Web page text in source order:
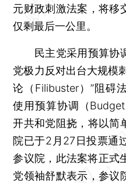
元财政刺激法案，将移
仅剩最后一公里。
民主党采用预算协
党极力反对出台大规模
论（Filibuster）”阻碍
使用预算协调（
开共和党阻挠，将以简
院已于2月27日投票通
参议院，此法案将正式
党领袖舒默表示，参议